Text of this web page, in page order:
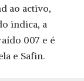
ao activo,
indica, a
007 e é
e Safin.